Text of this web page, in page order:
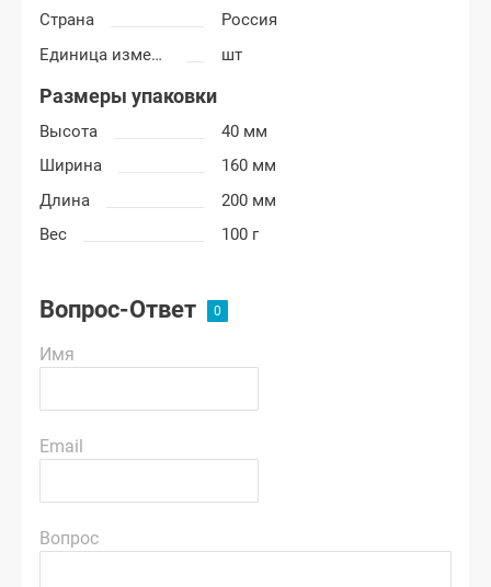
Страна
Россия
Единица измерения
шт
Размеры упаковки
Высота
40 мм
Ширина
160 мм
Длина
200 мм
Вес
100 г
Вопрос-Ответ
Имя
Email
Вопрос